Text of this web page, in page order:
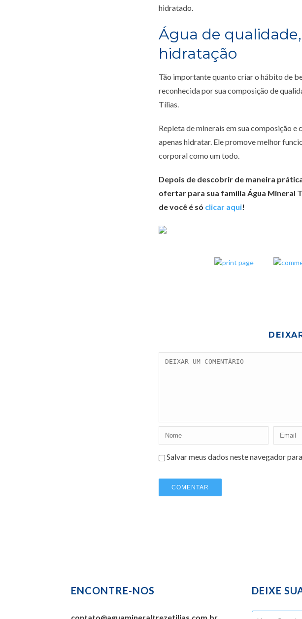
hidratado.
Água de
hidratação
Tão importante quanto criar o hábito de
reconhecida por sua composição de
Tílias.
Repleta de minerais em sua composição
apenas hidratar. Ele promove melhor
corporal como um todo.
Depois de descobrir de maneira
ofertar para sua família Água Mineral
de você é só clicar aqui!
Salvar meus dados neste navegador
ENCONTRE-NOS DEIXE